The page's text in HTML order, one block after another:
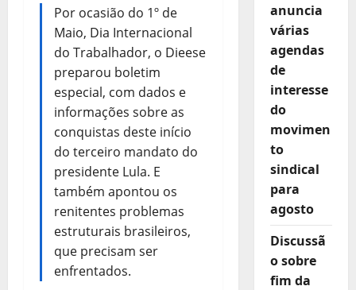
Por ocasião do 1º de
Maio, Dia Internacional
do Trabalhador, o Dieese
preparou boletim
especial, com dados e
informações sobre as
conquistas deste início
do terceiro mandato do
presidente Lula. E
também apontou os
renitentes problemas
estruturais brasileiros,
que precisam ser
enfrentados.
anuncia
várias
agendas
de
interesse
do
movimen
to
sindical
para
agosto
Discussã
o sobre
fim da